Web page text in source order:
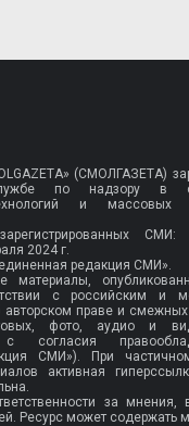
(СМОЛГАЗЕТА)
по надзору в
и массовых
2024 г.
редакция СМИ».
с российским и
авторском праве и
фото, аудио и
согласия
СМИ»). При
активная
за мнения,
Ресурс может содержать